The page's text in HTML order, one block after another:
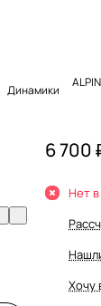
Динамики
6 700
Нет
Хочу